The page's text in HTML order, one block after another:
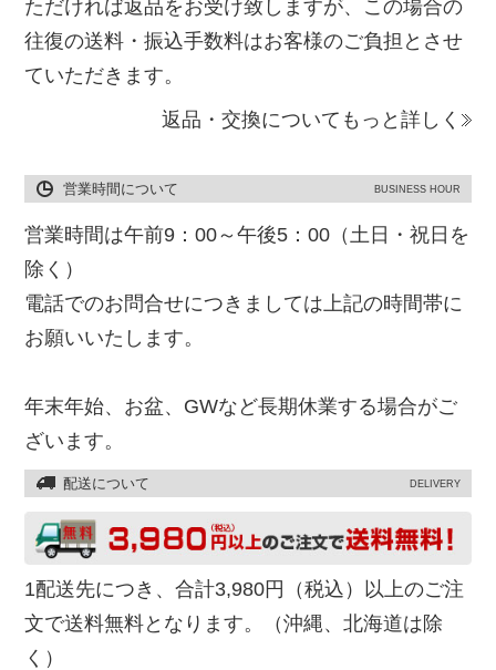
ただければ返品をお受け致しますが、この場合の
往復の送料・振込手数料はお客様のご負担とさせ
ていただきます。
返品・交換についてもっと詳しく
営業時間について BUSINESS HOUR
営業時間は午前9：00～午後5：00（土日・祝日を
除く）
電話でのお問合せにつきましては上記の時間帯に
お願いいたします。
年末年始、お盆、GWなど長期休業する場合がご
ざいます。
配送について DELIVERY
1配送先につき、合計3,980円（税込）以上のご注
文で送料無料となります。（沖縄、北海道は除
く）